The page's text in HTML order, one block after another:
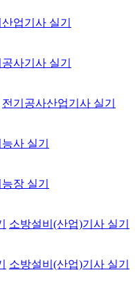
업기사 실기
사기사 실기
전기공사산업기사 실기
사 실기
장 실기
소방설비(산업)기사 실기
소방설비(산업)기사 실기